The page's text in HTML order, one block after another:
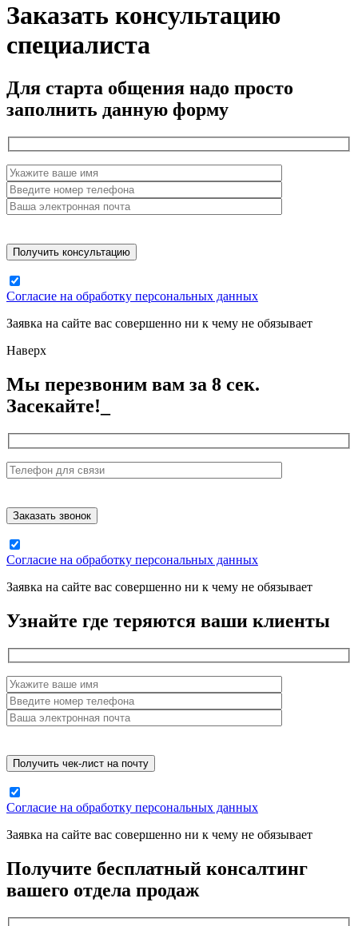
Заказать консультацию
специалиста
Для старта общения надо просто
заполнить данную форму
Согласие на обработку персональных данных
Заявка на сайте вас совершенно ни к чему не обязывает
Наверх
Мы перезвоним вам за 8 сек.
Засекайте!_
Согласие на обработку персональных данных
Заявка на сайте вас совершенно ни к чему не обязывает
Узнайте где теряются ваши клиенты
Согласие на обработку персональных данных
Заявка на сайте вас совершенно ни к чему не обязывает
Получите бесплатный консалтинг
вашего отдела продаж